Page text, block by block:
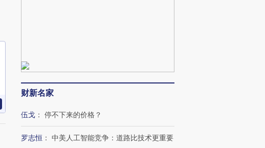
财新名家
伍戈 ： 停不下来的价格？
罗志恒 ： 中美人工智能竞争：道路比技术更重要